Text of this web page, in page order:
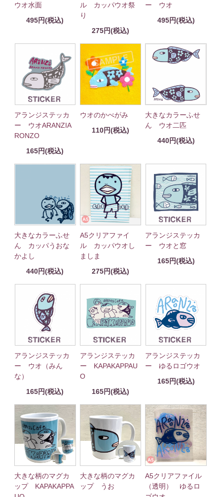
ウオ水面
495円(税込)
ル カッパウオ祭
り
275円(税込)
ー ウオ
495円(税込)
アランジステッカ
ー ウオARANZIA
RONZO
165円(税込)
ウオのかべがみ
110円(税込)
大きなカラーふせ
ん ウオ二匹
440円(税込)
大きなカラーふせ
ん カッパうおな
かよし
440円(税込)
A5クリアファイ
ル カッパウオし
ましま
275円(税込)
アランジステッカ
ー ウオと窓
165円(税込)
アランジステッカ
ー ウオ（みん
な）
165円(税込)
アランジステッカ
ー KAPAKAPPAU
O
165円(税込)
アランジステッカ
ー ゆるロゴウオ
165円(税込)
大きな柄のマグカ
ップ KAPAKAPPA
大きな柄のマグカ
ップ うお
A5クリアファイル
（透明） ゆるロ